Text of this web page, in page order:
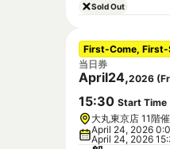
Sold Out
First-Come, First-
当日券
April24,2026 (
15:30 Start Time
大丸東京店 11階
April 24, 2026
April 24, 2026